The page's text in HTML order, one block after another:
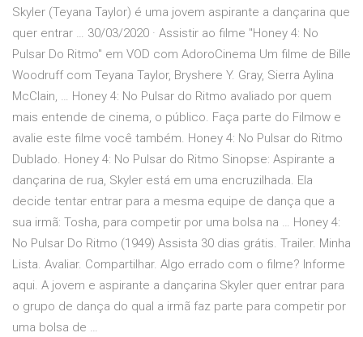
Skyler (Teyana Taylor) é uma jovem aspirante a dançarina que
quer entrar … 30/03/2020 · Assistir ao filme "Honey 4: No
Pulsar Do Ritmo" em VOD com AdoroCinema Um filme de Bille
Woodruff com Teyana Taylor, Bryshere Y. Gray, Sierra Aylina
McClain, … Honey 4: No Pulsar do Ritmo avaliado por quem
mais entende de cinema, o público. Faça parte do Filmow e
avalie este filme você também. Honey 4: No Pulsar do Ritmo
Dublado. Honey 4: No Pulsar do Ritmo Sinopse: Aspirante a
dançarina de rua, Skyler está em uma encruzilhada. Ela
decide tentar entrar para a mesma equipe de dança que a
sua irmã: Tosha, para competir por uma bolsa na … Honey 4:
No Pulsar Do Ritmo (1949) Assista 30 dias grátis. Trailer. Minha
Lista. Avaliar. Compartilhar. Algo errado com o filme? Informe
aqui. A jovem e aspirante a dançarina Skyler quer entrar para
o grupo de dança do qual a irmã faz parte para competir por
uma bolsa de …